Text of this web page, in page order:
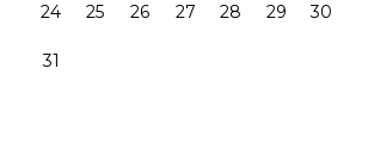
24 25 26 27 28 29 30
31